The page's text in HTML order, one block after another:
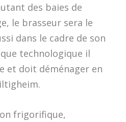
des baies de
le brasseur sera le
dans le cadre de son
technologique il
et doit déménager en
frigorifique,